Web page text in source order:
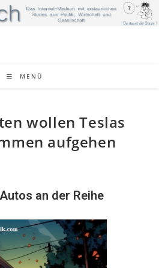
MENÜ
wollen Teslas
aufgehen
an der Reihe